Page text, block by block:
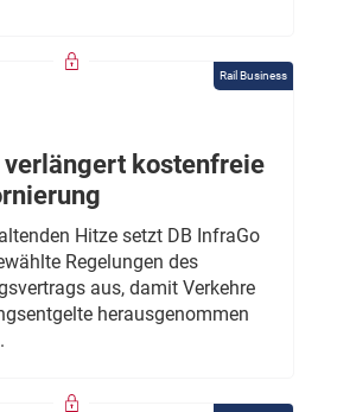
Rail Business
verlängert kostenfreie
Hitze setzt DB InfraGo
Regelungen des
aus, damit Verkehre
herausgenommen